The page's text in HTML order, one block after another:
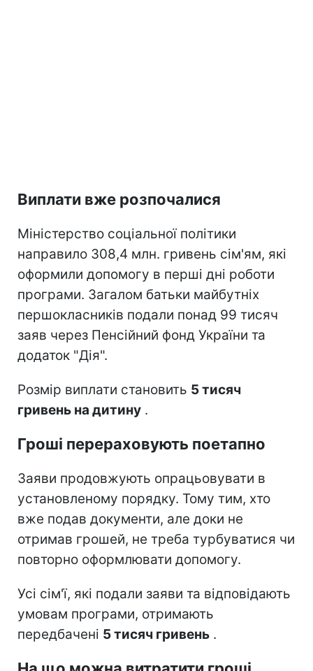
Виплати вже розпочалися
Міністерство соціальної політики
направило 308,4 млн. гривень сім'ям, які
оформили допомогу в перші дні роботи
програми. Загалом батьки майбутніх
першокласників подали понад 99 тисяч
заяв через Пенсійний фонд України та
додаток "Дія".
Розмір виплати становить 5 тисяч
гривень на дитину .
Гроші перераховують поетапно
Заяви продовжують опрацьовувати в
установленому порядку. Тому тим, хто
вже подав документи, але доки не
отримав грошей, не треба турбуватися чи
повторно оформлювати допомогу.
Усі сім'ї, які подали заяви та відповідають
умовам програми, отримають
передбачені 5 тисяч гривень .